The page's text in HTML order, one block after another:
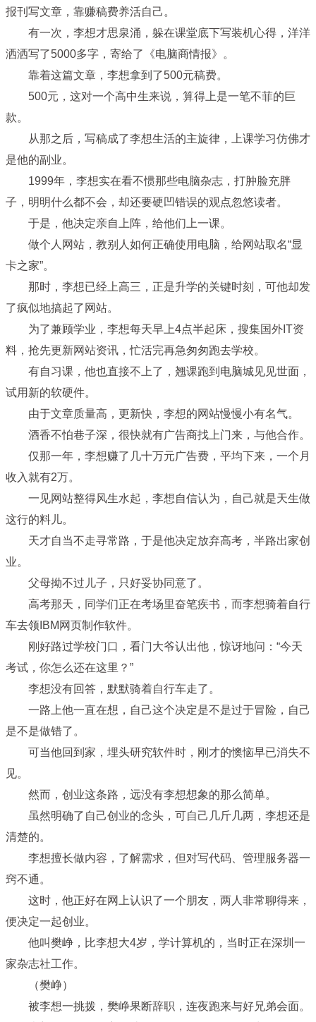
报刊写文章，靠赚稿费养活自己。
有一次，李想才思泉涌，躲在课堂底下写装机心得，洋洋
洒洒写了5000多字，寄给了《电脑商情报》。
靠着这篇文章，李想拿到了500元稿费。
500元，这对一个高中生来说，算得上是一笔不菲的巨
款。
从那之后，写稿成了李想生活的主旋律，上课学习仿佛才
是他的副业。
1999年，李想实在看不惯那些电脑杂志，打肿脸充胖
子，明明什么都不会，却还要硬凹错误的观点忽悠读者。
于是，他决定亲自上阵，给他们上一课。
做个人网站，教别人如何正确使用电脑，给网站取名“显
卡之家”。
那时，李想已经上高三，正是升学的关键时刻，可他却发
了疯似地搞起了网站。
为了兼顾学业，李想每天早上4点半起床，搜集国外IT资
料，抢先更新网站资讯，忙活完再急匆匆跑去学校。
有自习课，他也直接不上了，翘课跑到电脑城见见世面，
试用新的软硬件。
由于文章质量高，更新快，李想的网站慢慢小有名气。
酒香不怕巷子深，很快就有广告商找上门来，与他合作。
仅那一年，李想赚了几十万元广告费，平均下来，一个月
收入就有2万。
一见网站整得风生水起，李想自信认为，自己就是天生做
这行的料儿。
天才自当不走寻常路，于是他决定放弃高考，半路出家创
业。
父母拗不过儿子，只好妥协同意了。
高考那天，同学们正在考场里奋笔疾书，而李想骑着自行
车去领IBM网页制作软件。
刚好路过学校门口，看门大爷认出他，惊讶地问：“今天
考试，你怎么还在这里？”
李想没有回答，默默骑着自行车走了。
一路上他一直在想，自己这个决定是不是过于冒险，自己
是不是做错了。
可当他回到家，埋头研究软件时，刚才的懊恼早已消失不
见。
然而，创业这条路，远没有李想想象的那么简单。
虽然明确了自己创业的念头，可自己几斤几两，李想还是
清楚的。
李想擅长做内容，了解需求，但对写代码、管理服务器一
窍不通。
这时，他正好在网上认识了一个朋友，两人非常聊得来，
便决定一起创业。
他叫樊峥，比李想大4岁，学计算机的，当时正在深圳一
家杂志社工作。
（樊峥）
被李想一挑拨，樊峥果断辞职，连夜跑来与好兄弟会面。